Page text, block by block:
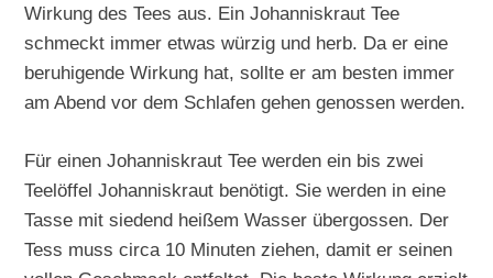
Wirkung des Tees aus. Ein Johanniskraut Tee
schmeckt immer etwas würzig und herb. Da er eine
beruhigende Wirkung hat, sollte er am besten immer
am Abend vor dem Schlafen gehen genossen werden.
Für einen Johanniskraut Tee werden ein bis zwei
Teelöffel Johanniskraut benötigt. Sie werden in eine
Tasse mit siedend heißem Wasser übergossen. Der
Tess muss circa 10 Minuten ziehen, damit er seinen